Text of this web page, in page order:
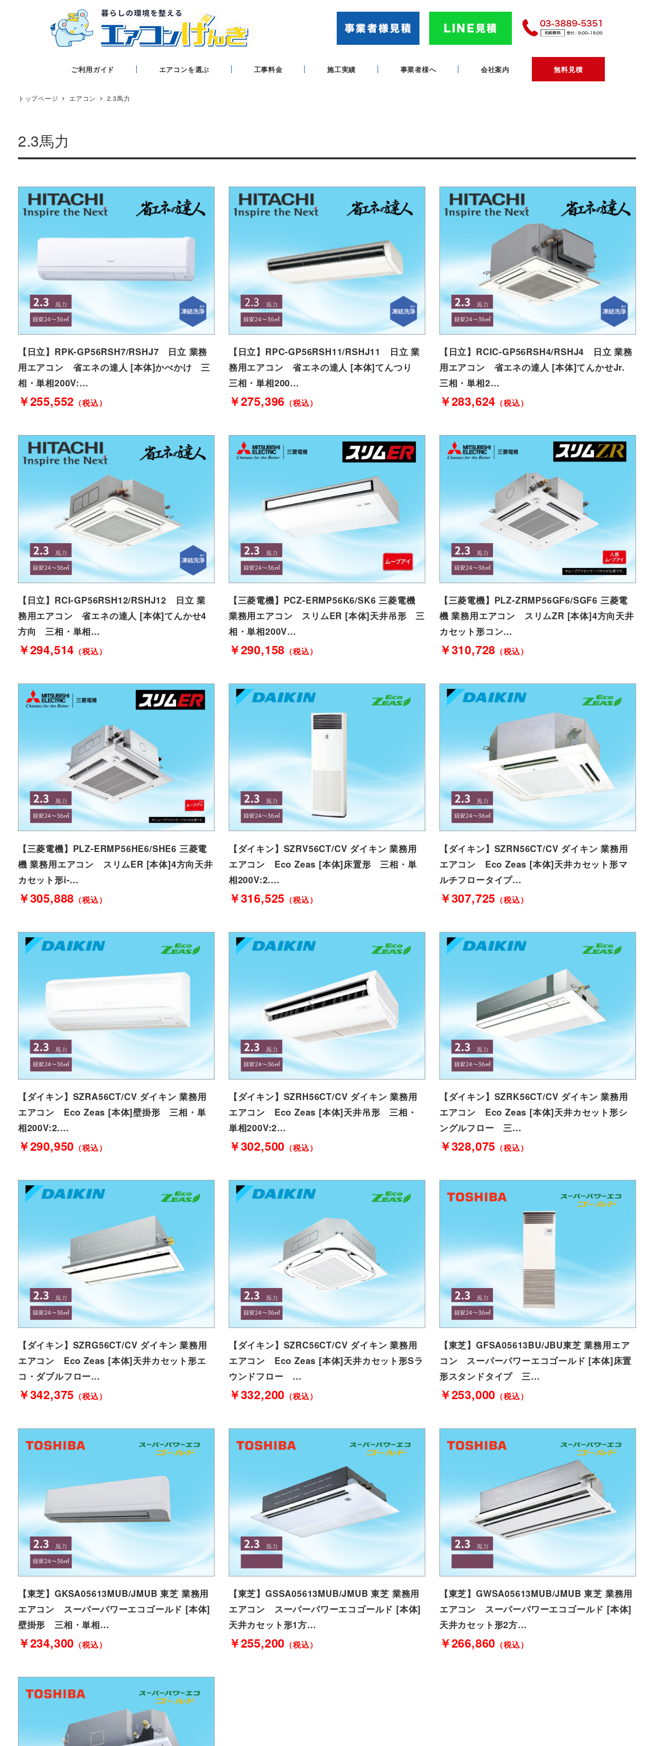
ご利用ガイド エアコンを選ぶ 工事料金 施工実績 事業者様へ 会社案内 無料見積
トップページ エアコン 2.3馬力
2.3馬力
【日立】RPK-GP56RSH7/RSHJ7 日立 業務
用エアコン 省エネの達人 [本体]かべかけ 三
相・単相200V:…
￥255,552 （税込）
【日立】RPC-GP56RSH11/RSHJ11 日立 業
務用エアコン 省エネの達人 [本体]てんつり
三相・単相200…
￥275,396 （税込）
【日立】RCIC-GP56RSH4/RSHJ4 日立 業務
用エアコン 省エネの達人 [本体]てんかせJr.
三相・単相2…
￥283,624 （税込）
【日立】RCI-GP56RSH12/RSHJ12 日立 業
務用エアコン 省エネの達人 [本体]てんかせ4
方向 三相・単相…
￥294,514 （税込）
【三菱電機】PCZ-ERMP56K6/SK6 三菱電機
業務用エアコン スリムER [本体]天井吊形 三
相・単相200V…
￥290,158 （税込）
【三菱電機】PLZ-ZRMP56GF6/SGF6 三菱電
機 業務用エアコン スリムZR [本体]4方向天井
カセット形コン…
￥310,728 （税込）
【三菱電機】PLZ-ERMP56HE6/SHE6 三菱電
機 業務用エアコン スリムER [本体]4方向天井
カセット形i-…
￥305,888 （税込）
【ダイキン】SZRV56CT/CV ダイキン 業務用
エアコン Eco Zeas [本体]床置形 三相・単
相200V:2.…
￥316,525 （税込）
【ダイキン】SZRN56CT/CV ダイキン 業務用
エアコン Eco Zeas [本体]天井カセット形マ
ルチフロータイプ…
￥307,725 （税込）
【ダイキン】SZRA56CT/CV ダイキン 業務用
エアコン Eco Zeas [本体]壁掛形 三相・単
相200V:2.…
￥290,950 （税込）
【ダイキン】SZRH56CT/CV ダイキン 業務用
エアコン Eco Zeas [本体]天井吊形 三相・
単相200V:2…
￥302,500 （税込）
【ダイキン】SZRK56CT/CV ダイキン 業務用
エアコン Eco Zeas [本体]天井カセット形シ
ングルフロー 三…
￥328,075 （税込）
【ダイキン】SZRG56CT/CV ダイキン 業務用
エアコン Eco Zeas [本体]天井カセット形エ
コ・ダブルフロー…
￥342,375 （税込）
【ダイキン】SZRC56CT/CV ダイキン 業務用
エアコン Eco Zeas [本体]天井カセット形Sラ
ウンドフロー …
￥332,200 （税込）
【東芝】GFSA05613BU/JBU東芝 業務用エア
コン スーパーパワーエコゴールド [本体]床置
形スタンドタイプ 三…
￥253,000 （税込）
【東芝】GKSA05613MUB/JMUB 東芝 業務用
エアコン スーパーパワーエコゴールド [本体]
壁掛形 三相・単相…
￥234,300 （税込）
【東芝】GSSA05613MUB/JMUB 東芝 業務用
エアコン スーパーパワーエコゴールド [本体]
天井カセット形1方…
￥255,200 （税込）
【東芝】GWSA05613MUB/JMUB 東芝 業務用
エアコン スーパーパワーエコゴールド [本体]
天井カセット形2方…
￥266,860 （税込）